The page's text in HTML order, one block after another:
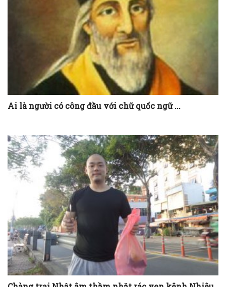
YÊU THƯƠNG BẢN THÂN NHIỀU HƠN
CÓ THỂ BẠN MUỐN XEM
Ai là người có công đầu với chữ quốc ngữ ...